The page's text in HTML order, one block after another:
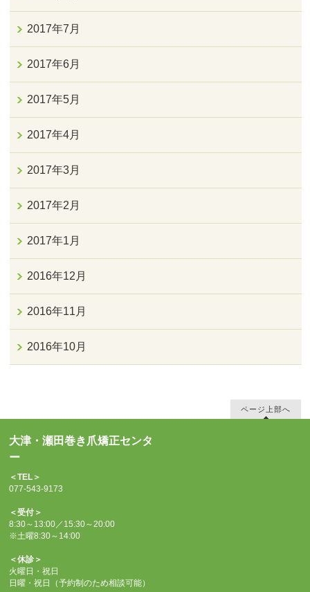
2017年7月
2017年6月
2017年5月
2017年4月
2017年3月
2017年2月
2017年1月
2016年12月
2016年11月
2016年10月
ページ上部へ
大津・瀬田巻き爪矯正センタ
ー
＜TEL＞
077-543-9173
＜受付＞
8:30～13:00／15:30～20:00
※土曜8:30～14:00
＜休診＞
火曜日・祝日
日曜・祝日（予約制のため相談可能）